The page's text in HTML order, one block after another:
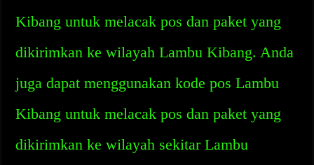
Kibang untuk melacak pos dan paket yang
dikirimkan ke wilayah Lambu Kibang. Anda
juga dapat menggunakan kode pos Lambu
Kibang untuk melacak pos dan paket yang
dikirimkan ke wilayah sekitar Lambu